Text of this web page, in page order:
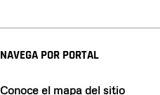
NAVEGA POR PORTAL
Conoce el mapa del sitio